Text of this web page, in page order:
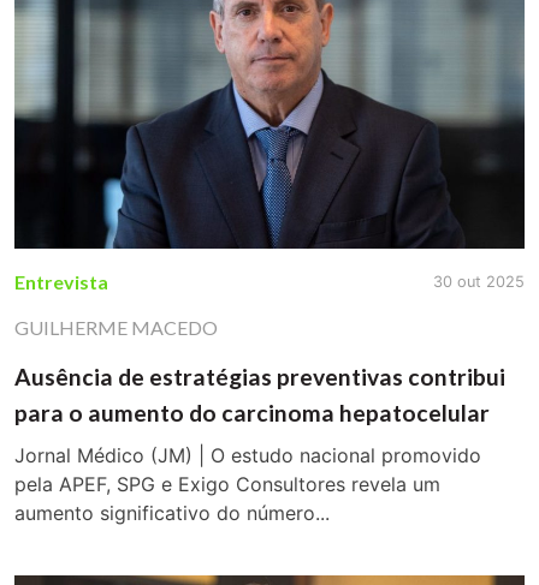
Entrevista 30 out 2025
GUILHERME MACEDO
Ausência de estratégias preventivas contribui
para o aumento do carcinoma hepatocelular
Jornal Médico (JM) | O estudo nacional promovido
pela APEF, SPG e Exigo Consultores revela um
aumento significativo do número...